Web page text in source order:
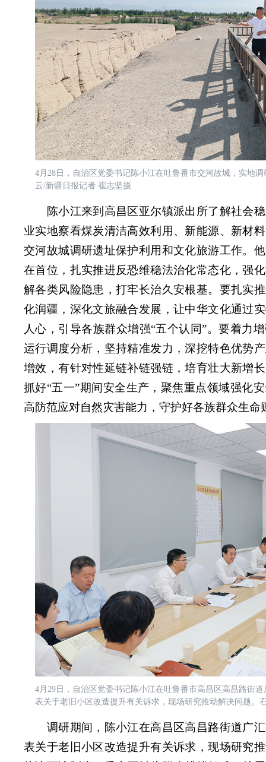
4月28日，自治区党委书记陈小江在吐鲁番市交河故城，实地
云/新疆日报记者 崔志坚摄
陈小江来到高昌区亚尔镇派出所了解社会稳
业实地察看煤炭清洁高效利用、新能源、新材
交河故城调研遗址保护利用和文化旅游工作。
在首位，扎实推进反恐维稳法治化常态化，强
解各类风险隐患，打牢长治久安根基。要扎实
化润疆，深化文旅融合发展，让中华文化通过
人心，引导各族群众增强“五个认同”。要着力
运行调度分析，坚持精准发力，深挖特色优势
增效，有针对性延链补链强链，培育壮大新增
抓好“五一”期间安全生产，聚焦重点领域强化
高防范应对自然灾害能力，守护好各族群众生命
4月29日，自治区党委书记陈小江在吐鲁番市高昌区高昌路街
表关于老旧小区改造提升有关诉求，现场研究推动解决问题。
调研期间，陈小江在高昌区高昌路街道广汇
表关于老旧小区改造提升有关诉求，现场研究